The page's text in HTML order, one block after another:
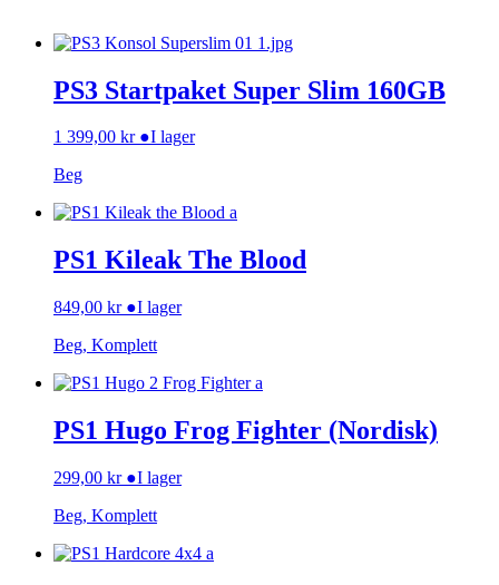
PS3 Startpaket Super Slim 160GB
1 399,00 kr ●I lager
Beg
PS1 Kileak The Blood
849,00 kr ●I lager
Beg, Komplett
PS1 Hugo Frog Fighter (Nordisk)
299,00 kr ●I lager
Beg, Komplett